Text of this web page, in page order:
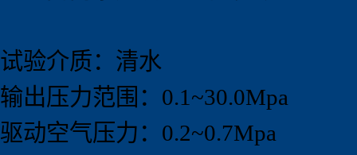
试验介质：清水
输出压力范围：0.1~30.0Mpa
驱动空气压力：0.2~0.7Mpa